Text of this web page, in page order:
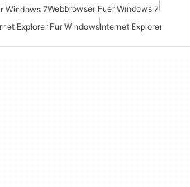
Windows 7Webbrowser Fuer Windows 7
Explorer Fur WindowsInternet Explorer